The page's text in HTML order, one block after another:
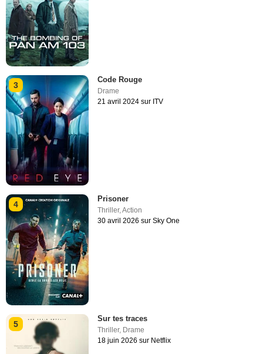
3
Code Rouge
Drame
21 avril 2024 sur ITV
4
Prisoner
Thriller,Action
30 avril 2026 sur Sky One
5
Sur tes traces
Thriller, Drame
18 juin 2026 sur Netflix